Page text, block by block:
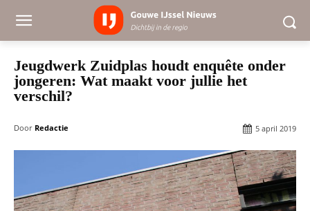
Jeugdwerk Zuidplas houdt enquête onder
jongeren: Wat maakt voor jullie het
verschil?
Door Redactie 5 april 2019